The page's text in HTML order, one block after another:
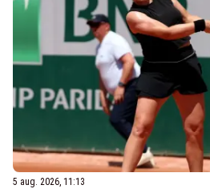
5 aug. 2026, 11:13